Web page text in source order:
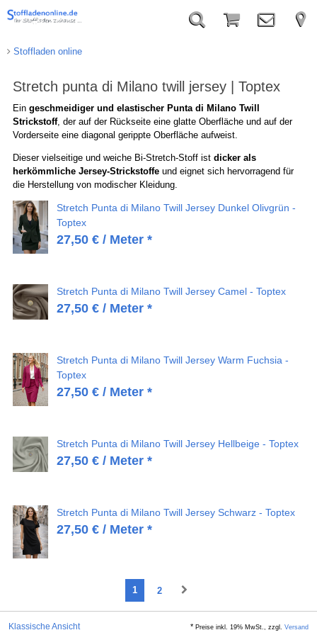
Stoffladen online
Stretch punta di Milano twill jersey | Toptex
Ein geschmeidiger und elastischer Punta di Milano Twill
Strickstoff, der auf der Rückseite eine glatte Oberfläche und auf der
Vorderseite eine diagonal gerippte Oberfläche aufweist.
Dieser vielseitige und weiche Bi-Stretch-Stoff ist dicker als
herkömmliche Jersey-Strickstoffeund eignet sich hervorragend für
die Herstellung von modischer Kleidung.
Stretch Punta di Milano Twill Jersey Dunkel Olivgrün -
Toptex
27,50 €/ Meter *
Stretch Punta di Milano Twill Jersey Camel - Toptex
27,50 €/ Meter *
Stretch Punta di Milano Twill Jersey Warm Fuchsia -
Toptex
27,50 €/ Meter *
Stretch Punta di Milano Twill Jersey Hellbeige - Toptex
27,50 €/ Meter *
Stretch Punta di Milano Twill Jersey Schwarz - Toptex
27,50 €/ Meter *
1 2
Klassische Ansicht *Preise inkl. 19% MwSt., zzgl.Versand